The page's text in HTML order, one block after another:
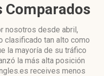
Comparados
nosotros desde abril,
clasificado tan alto como
la mayoría de su tráfico
la más alta posición
receives menos